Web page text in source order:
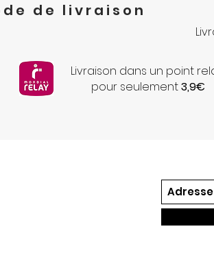
de livraison
Livraison dans un point
pour seulement3,9€